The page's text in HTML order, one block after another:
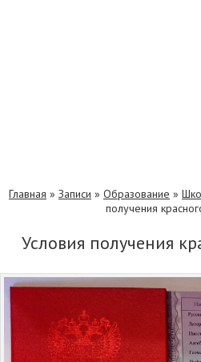
Главная » Записи » Образование »
получения
Условия получения